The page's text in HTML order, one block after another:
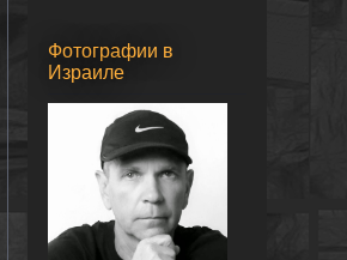
Фотографии в
Израиле